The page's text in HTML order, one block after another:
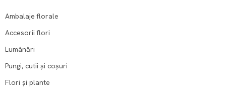
Ambalaje florale
Accesorii flori
Lumânări
Pungi, cutii și coșuri
Flori și plante